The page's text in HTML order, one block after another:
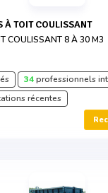
À TOIT COULISSANT
COULISSANT 8 À 30 M3
34professionnels
récentes